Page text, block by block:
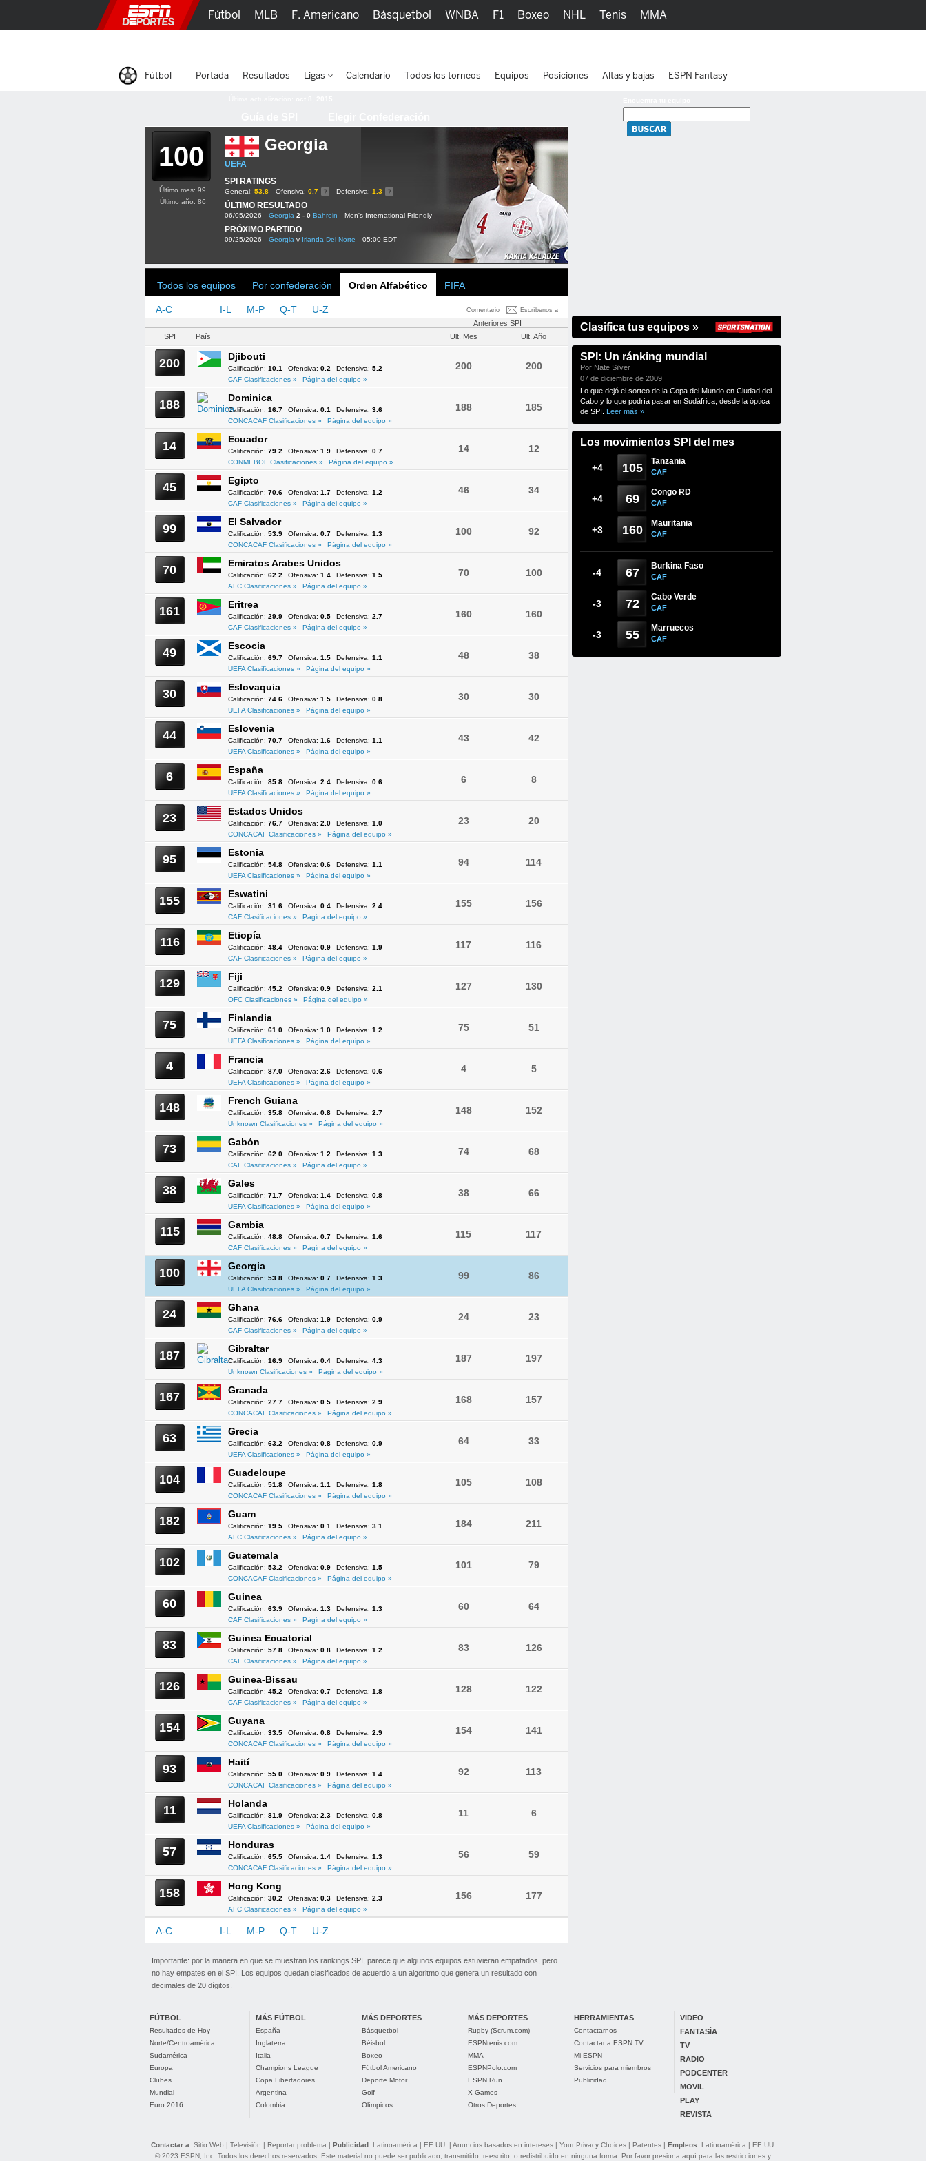
100 Georgia
UEFA
SPI RATINGS
General: 53.8 Ofensiva: 0.7 Defensiva: 1.3
ÚLTIMO RESULTADO
06/05/2026 Georgia 2 - 0 Bahrein Men's International Friendly
PRÓXIMO PARTIDO
09/25/2026 Georgia v Irlanda Del Norte 05:00 EDT
Último mes: 99
Último año: 86
Todos los equipos Por confederación Orden Alfabético FIFA
Comentario Escríbenos a
A-C I-L M-P Q-T U-Z
Anteriores SPI
SPI
País Ult. Mes Ult. Año
200 Djibouti
Calificación: 10.1 Ofensiva: 0.2 Defensiva: 5.2
CAF Clasificaciones »
Página del equipo »
200 200
188 Dominica
Calificación: 16.7 Ofensiva: 0.1 Defensiva: 3.6
CONCACAF Clasificaciones »
Página del equipo »
188 185
14 Ecuador
Calificación: 79.2 Ofensiva: 1.9 Defensiva: 0.7
CONMEBOL Clasificaciones »
Página del equipo »
14 12
45 Egipto
Calificación: 70.6 Ofensiva: 1.7 Defensiva: 1.2
CAF Clasificaciones »
Página del equipo »
46 34
99 El Salvador
Calificación: 53.9 Ofensiva: 0.7 Defensiva: 1.3
CONCACAF Clasificaciones »
Página del equipo »
100 92
70 Emiratos Arabes Unidos
Calificación: 62.2 Ofensiva: 1.4 Defensiva: 1.5
AFC Clasificaciones »
Página del equipo »
70 100
161 Eritrea
Calificación: 29.9 Ofensiva: 0.5 Defensiva: 2.7
CAF Clasificaciones »
Página del equipo »
160 160
49 Escocia
Calificación: 69.7 Ofensiva: 1.5 Defensiva: 1.1
UEFA Clasificaciones »
Página del equipo »
48 38
30 Eslovaquia
Calificación: 74.6 Ofensiva: 1.5 Defensiva: 0.8
UEFA Clasificaciones »
Página del equipo »
30 30
44 Eslovenia
Calificación: 70.7 Ofensiva: 1.6 Defensiva: 1.1
UEFA Clasificaciones »
Página del equipo »
43 42
6 España
Calificación: 85.8 Ofensiva: 2.4 Defensiva: 0.6
UEFA Clasificaciones »
Página del equipo »
6 8
23 Estados Unidos
Calificación: 76.7 Ofensiva: 2.0 Defensiva: 1.0
CONCACAF Clasificaciones »
Página del equipo »
23 20
95 Estonia
Calificación: 54.8 Ofensiva: 0.6 Defensiva: 1.1
UEFA Clasificaciones »
Página del equipo »
94 114
155 Eswatini
Calificación: 31.6 Ofensiva: 0.4 Defensiva: 2.4
CAF Clasificaciones »
Página del equipo »
155 156
116 Etiopía
Calificación: 48.4 Ofensiva: 0.9 Defensiva: 1.9
CAF Clasificaciones »
Página del equipo »
117 116
129 Fiji
Calificación: 45.2 Ofensiva: 0.9 Defensiva: 2.1
OFC Clasificaciones »
Página del equipo »
127 130
75 Finlandia
Calificación: 61.0 Ofensiva: 1.0 Defensiva: 1.2
UEFA Clasificaciones »
Página del equipo »
75 51
4 Francia
Calificación: 87.0 Ofensiva: 2.6 Defensiva: 0.6
UEFA Clasificaciones »
Página del equipo »
4 5
148 French Guiana
Calificación: 35.8 Ofensiva: 0.8 Defensiva: 2.7
Unknown Clasificaciones »
Página del equipo »
148 152
73 Gabón
Calificación: 62.0 Ofensiva: 1.2 Defensiva: 1.3
CAF Clasificaciones »
Página del equipo »
74 68
38 Gales
Calificación: 71.7 Ofensiva: 1.4 Defensiva: 0.8
UEFA Clasificaciones »
Página del equipo »
38 66
115 Gambia
Calificación: 48.8 Ofensiva: 0.7 Defensiva: 1.6
CAF Clasificaciones »
Página del equipo »
115 117
100 Georgia
Calificación: 53.8 Ofensiva: 0.7 Defensiva: 1.3
UEFA Clasificaciones »
Página del equipo »
99 86
24 Ghana
Calificación: 76.6 Ofensiva: 1.9 Defensiva: 0.9
CAF Clasificaciones »
Página del equipo »
24 23
187 Gibraltar
Calificación: 16.9 Ofensiva: 0.4 Defensiva: 4.3
Unknown Clasificaciones »
Página del equipo »
187 197
167 Granada
Calificación: 27.7 Ofensiva: 0.5 Defensiva: 2.9
CONCACAF Clasificaciones »
Página del equipo »
168 157
63 Grecia
Calificación: 63.2 Ofensiva: 0.8 Defensiva: 0.9
UEFA Clasificaciones »
Página del equipo »
64 33
104 Guadeloupe
Calificación: 51.8 Ofensiva: 1.1 Defensiva: 1.8
CONCACAF Clasificaciones »
Página del equipo »
105 108
182 Guam
Calificación: 19.5 Ofensiva: 0.1 Defensiva: 3.1
AFC Clasificaciones »
Página del equipo »
184 211
102 Guatemala
Calificación: 53.2 Ofensiva: 0.9 Defensiva: 1.5
CONCACAF Clasificaciones »
Página del equipo »
101 79
60 Guinea
Calificación: 63.9 Ofensiva: 1.3 Defensiva: 1.3
CAF Clasificaciones »
Página del equipo »
60 64
83 Guinea Ecuatorial
Calificación: 57.8 Ofensiva: 0.8 Defensiva: 1.2
CAF Clasificaciones »
Página del equipo »
83 126
126 Guinea-Bissau
Calificación: 45.2 Ofensiva: 0.7 Defensiva: 1.8
CAF Clasificaciones »
Página del equipo »
128 122
154 Guyana
Calificación: 33.5 Ofensiva: 0.8 Defensiva: 2.9
CONCACAF Clasificaciones »
Página del equipo »
154 141
93 Haití
Calificación: 55.0 Ofensiva: 0.9 Defensiva: 1.4
CONCACAF Clasificaciones »
Página del equipo »
92 113
11 Holanda
Calificación: 81.9 Ofensiva: 2.3 Defensiva: 0.8
UEFA Clasificaciones »
Página del equipo »
11 6
57 Honduras
Calificación: 65.5 Ofensiva: 1.4 Defensiva: 1.3
CONCACAF Clasificaciones »
Página del equipo »
56 59
158 Hong Kong
Calificación: 30.2 Ofensiva: 0.3 Defensiva: 2.3
AFC Clasificaciones »
Página del equipo »
156 177
A-C I-L M-P Q-T U-Z
Importante: por la manera en que se muestran los rankings SPI, parece que algunos equipos estuvieran empatados, pero
no hay empates en el SPI. Los equipos quedan clasificados de acuerdo a un algoritmo que genera un resultado con
decimales de 20 dígitos.
Clasifica tus equipos »
SPI: Un ránking mundial
Por Nate Silver
07 de diciembre de 2009
Lo que dejó el sorteo de la Copa del Mundo en Ciudad del
Cabo y lo que podría pasar en Sudáfrica, desde la óptica
de SPI. Leer más »
Los movimientos SPI del mes
+4 105 Tanzania
CAF
+4 69 Congo RD
CAF
+3 160 Mauritania
CAF
-4 67 Burkina Faso
CAF
-3 72 Cabo Verde
CAF
-3 55 Marruecos
CAF
FÚTBOL
Resultados de Hoy
Norte/Centroamérica
Sudamérica
Europa
Clubes
Mundial
Euro 2016
MÁS FÚTBOL
España
Inglaterra
Italia
Champions League
Copa Libertadores
Argentina
Colombia
MÁS DEPORTES
Básquetbol
Béisbol
Boxeo
Fútbol Americano
Deporte Motor
Golf
Olímpicos
MÁS DEPORTES
Rugby (Scrum.com)
ESPNtenis.com
MMA
ESPNPolo.com
ESPN Run
X Games
Otros Deportes
HERRAMIENTAS
Contactarnos
Contactar a ESPN TV
Mi ESPN
Servicios para miembros
Publicidad
VIDEO
FANTASÍA
TV
RADIO
PODCENTER
MOVIL
PLAY
REVISTA
Fútbol MLB F. Americano Básquetbol WNBA F1 Boxeo NHL Tenis MMA
Fútbol Portada Resultados Ligas Calendario Todos los torneos Equipos Posiciones Altas y bajas ESPN Fantasy
Contactar a: Sitio Web | Televisión | Reportar problema | Publicidad: Latinoamérica | EE.UU. | Anuncios basados en intereses| Your Privacy Choices| Patentes| Empleos: Latinoamérica | EE.UU.
© 2023 ESPN, Inc. Todos los derechos reservados. Este material no puede ser publicado, transmitido, reescrito, o redistribuido en ninguna forma. Por favor presiona aquí para las restricciones y